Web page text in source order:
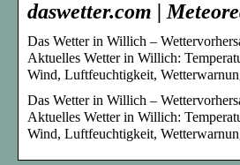
daswetter.com |
Das Wetter in Willich –
Aktuelles Wetter in Willich:
Wind, Luftfeuchtigkeit,
Das Wetter in Willich –
Aktuelles Wetter in Willich:
Wind, Luftfeuchtigkeit,